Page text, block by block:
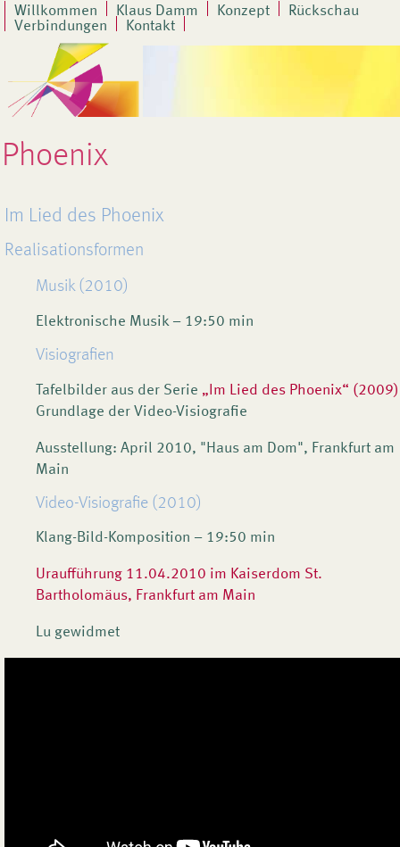
Willkommen Klaus Damm Konzept
Rückschau
Verbindungen
Kontakt
Phoenix
Im Lied des Phoenix
Realisationsformen
Musik (2010)
Elektronische Musik – 19:50 min
Visiografien
Tafelbilder aus der Serie „Im Lied des Phoenix“ (2009)
Grundlage der Video-Visiografie
Ausstellung: April 2010, "Haus am Dom", Frankfurt am
Main
Video-Visiografie (2010)
Klang-Bild-Komposition – 19:50 min
Uraufführung 11.04.2010 im Kaiserdom St.
Bartholomäus, Frankfurt am Main
Lu gewidmet